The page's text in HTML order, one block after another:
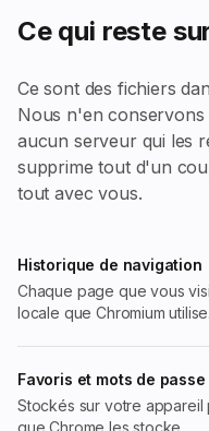
Ce qui reste
Ce sont des fichiers
Nous n'en
aucun serveur qui les
supprime tout d'un
tout avec vous.
Historique de navigation
Chaque page que vous
locale que Chromium utilise.
Favoris et mots de
Stockés sur votre appareil
que Chrome les stocke.